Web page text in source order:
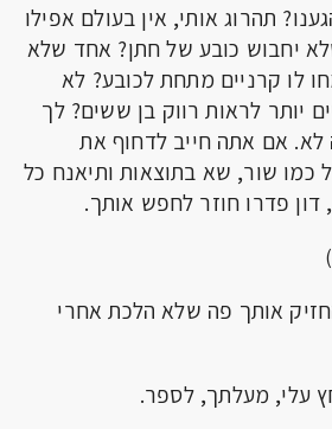
תהרוג אותי, אין בעולם אפילו
יחבוש כובע של חתן? אחד שלא
לו קרניים מתחת לכובע? לא
יותר לראות רווק בן ששים? לך
אם אתה חייב לדחוף את
כמו שור, שא בתוצאות ותיאנח כל
פדרו חוזר לחפש אותך.
אותך פה שלא הלכת אחרי
עלי, מעלתך, לספר.